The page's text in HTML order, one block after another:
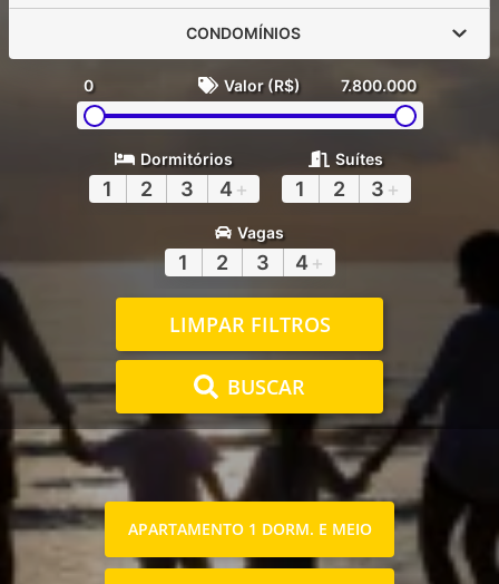
CONDOMÍNIOS
0 Valor (R$) 7.800.000
Dormitórios
1 2 3 4 +
Suítes
1 2 3 +
Vagas
1 2 3 4 +
LIMPAR FILTROS
BUSCAR
APARTAMENTO 1 DORM. E MEIO